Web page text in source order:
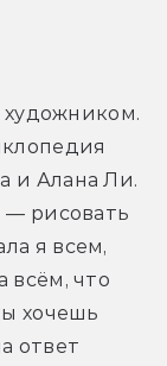
художником.
и Алана Ли.
— рисовать
я всем,
всём, что
хочешь
ответ